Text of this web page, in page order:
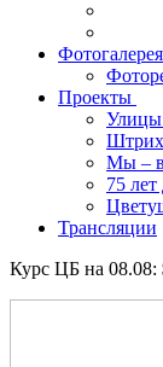
Фотогалерея
Проекты
Улицы
Мы –
75
Трансляции
Курс ЦБ на 08.08: